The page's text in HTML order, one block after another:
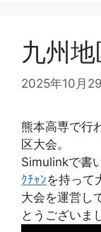
ー
九州
2025年10月
熊本高専で行
区大会。
Simulinkで書
ｸﾁｬﾝを持って
大会を運営し
とうございま